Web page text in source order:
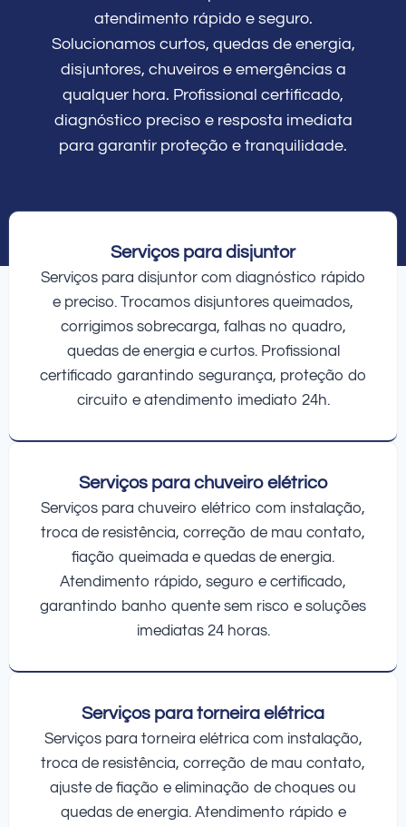
atendimento rápido e seguro.
Solucionamos curtos, quedas de energia,
disjuntores, chuveiros e emergências a
qualquer hora. Profissional certificado,
diagnóstico preciso e resposta imediata
para garantir proteção e tranquilidade.
Serviços para disjuntor
Serviços para disjuntor com diagnóstico rápido
e preciso. Trocamos disjuntores queimados,
corrigimos sobrecarga, falhas no quadro,
quedas de energia e curtos. Profissional
certificado garantindo segurança, proteção do
circuito e atendimento imediato 24h.
Serviços para chuveiro elétrico
Serviços para chuveiro elétrico com instalação,
troca de resistência, correção de mau contato,
fiação queimada e quedas de energia.
Atendimento rápido, seguro e certificado,
garantindo banho quente sem risco e soluções
imediatas 24 horas.
Serviços para torneira elétrica
Serviços para torneira elétrica com instalação,
troca de resistência, correção de mau contato,
ajuste de fiação e eliminação de choques ou
quedas de energia. Atendimento rápido e